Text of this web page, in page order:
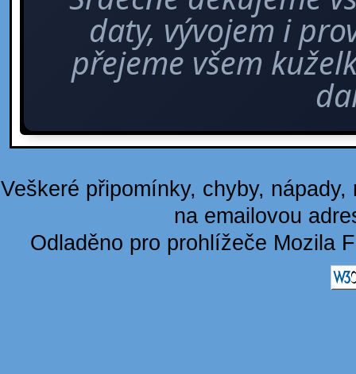
daty, vývojem i
přejeme všem
Veškeré připomínky, chyby,
na emailovou
Odladěno pro prohlížeče Mozila